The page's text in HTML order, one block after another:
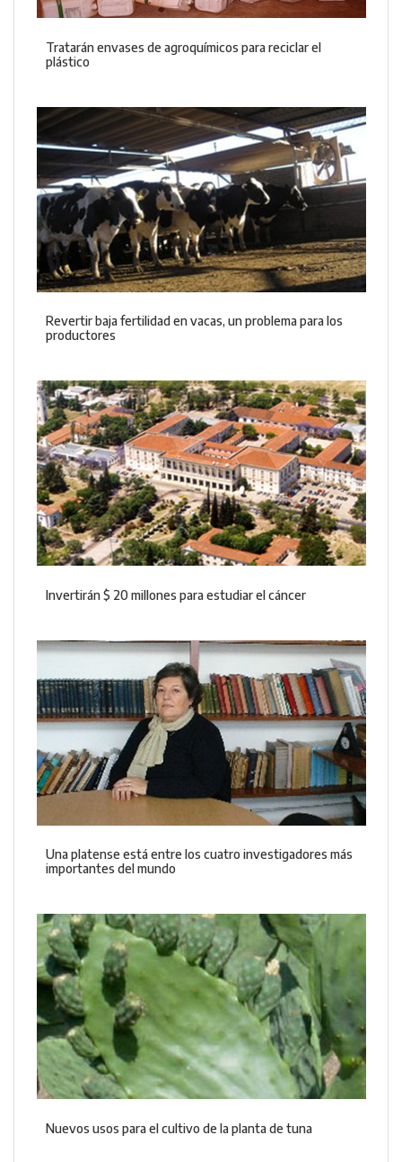
Tratarán envases de agroquímicos para reciclar el
plástico
Revertir baja fertilidad en vacas, un problema para los
productores
Invertirán $ 20 millones para estudiar el cáncer
Una platense está entre los cuatro investigadores más
importantes del mundo
Nuevos usos para el cultivo de la planta de tuna